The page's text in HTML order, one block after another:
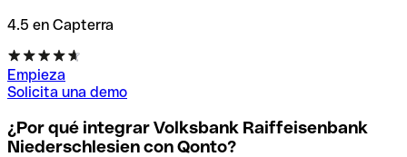
4.5 en Capterra
Empieza
Solicita una demo
¿Por qué integrar Volksbank Raiffeisenbank
Niederschlesien con Qonto?